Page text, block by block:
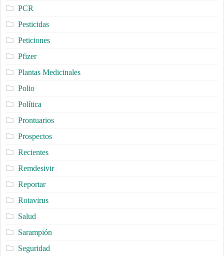
PCR
Pesticidas
Peticiones
Pfizer
Plantas Medicinales
Polio
Política
Prontuarios
Prospectos
Recientes
Remdesivir
Reportar
Rotavirus
Salud
Sarampión
Seguridad